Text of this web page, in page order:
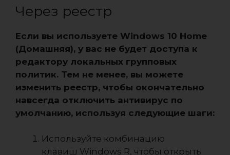
Через реестр
Если вы используете Windows 10 Home
(Домашняя), у вас не будет доступа к
редактору локальных групповых
политик. Тем не менее, вы можете
изменить реестр, чтобы окончательно
навсегда отключить антивирус по
умолчанию, используя следующие шаги:
Используйте комбинацию
клавиш Windows R, чтобы открыть